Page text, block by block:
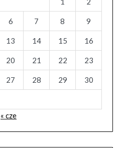
6 7 8 9
13 14 15 16
20 21 22 23
27 28 29 30
« cze